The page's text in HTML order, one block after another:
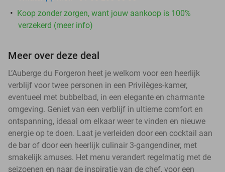
Koop zonder zorgen, want jouw aankoop is 100%
verzekerd (meer info)
Meer over deze deal
L’Auberge du Forgeron heet je welkom voor een heerlijk
verblijf voor twee personen in een Privilèges-kamer,
eventueel met bubbelbad, in een elegante en charmante
omgeving. Geniet van een verblijf in ultieme comfort en
ontspanning, ideaal om elkaar weer te vinden en nieuwe
energie op te doen. Laat je verleiden door een cocktail aan
de bar of door een heerlijk culinair 3-gangendiner, met
smakelijk amuses. Het menu verandert regelmatig met de
seizoenen en naar de inspiratie van de chef, voor een